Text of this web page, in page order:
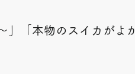
「本物のスイカがよ